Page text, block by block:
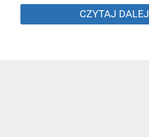
CZYTAJ DALEJ